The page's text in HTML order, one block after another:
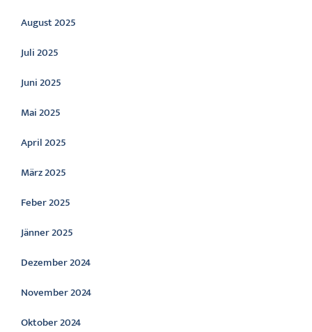
August 2025
Juli 2025
Juni 2025
Mai 2025
April 2025
März 2025
Feber 2025
Jänner 2025
Dezember 2024
November 2024
Oktober 2024